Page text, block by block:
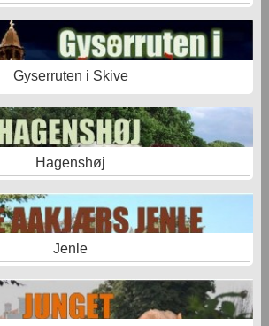
Gyserruten i Skive
Hagenshøj
Jenle